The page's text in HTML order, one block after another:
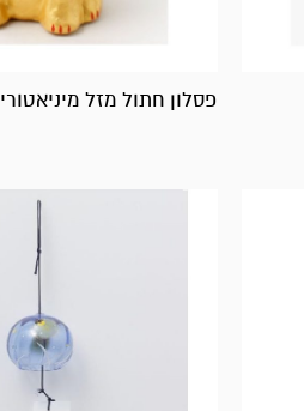
פסלון חתול מזל מיניאטורי 7.8 ס"מ